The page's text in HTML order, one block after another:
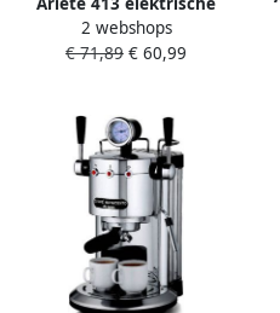
citruspers 85 W Groen
2 webshops
€ 71,89 € 60,99